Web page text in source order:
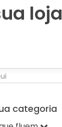
loja
categoria